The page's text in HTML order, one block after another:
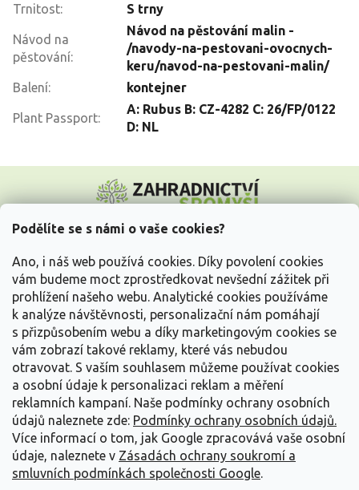
Podělíte se s námi o vaše cookies?
Ano, i náš web používá cookies. Díky povolení cookies
vám budeme moct zprostředkovat nevšední zážitek při
prohlížení našeho webu. Analytické cookies používáme
k analýze návštěvnosti, personalizační nám pomáhají
s přizpůsobením webu a díky marketingovým cookies se
vám zobrazí takové reklamy, které vás nebudou
otravovat. S vaším souhlasem můžeme používat cookies
a osobní údaje k personalizaci reklam a měření
reklamních kampaní. Naše podmínky ochrany osobních
údajů naleznete zde: Podmínky ochrany osobních údajů.
Více informací o tom, jak Google zpracovává vaše osobní
údaje, naleznete v Zásadách ochrany soukromí a
smluvních podmínkách společnosti Google.
Trnitost: S trny
Návod na
pěstování:
Návod na pěstování malin -
/navody-na-pestovani-ovocnych-
keru/navod-na-pestovani-malin/
Balení: kontejner
Plant Passport:
A: Rubus B: CZ-4282 C: 26/FP/0122
D: NL
p
Vše o nákupu
Informace pro Vás
Kontakujte nás